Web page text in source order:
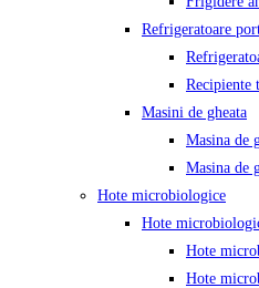
Refrigeratoare
Recipiente
Masini de gheata
Masina de
Masina de
Hote microbiologice
Hote
Hote
Hote